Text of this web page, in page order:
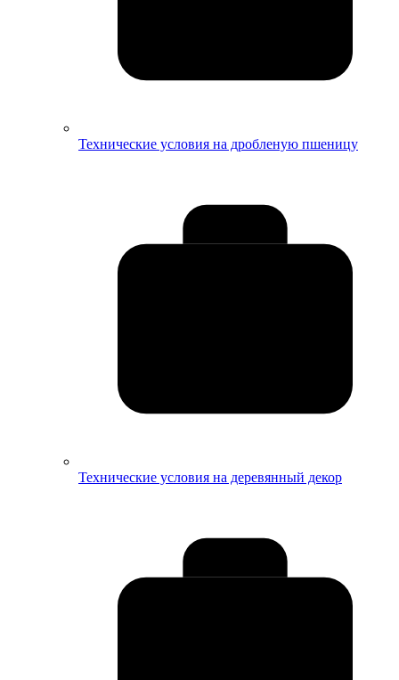
Технические условия на дробленую пшеницу
Технические условия на деревянный декор